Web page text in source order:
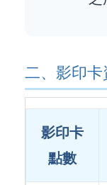
二、影印卡
影印卡
點數